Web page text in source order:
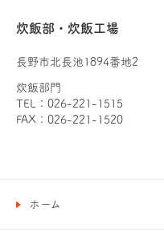
炊飯部・炊飯工場
長野市北長池1894番地2
炊飯部門
TEL：026-221-1515
FAX：026-221-1520
ホーム